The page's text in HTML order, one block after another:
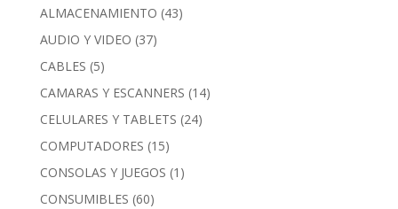
ALMACENAMIENTO (43)
AUDIO Y VIDEO (37)
CABLES (5)
CAMARAS Y ESCANNERS (14)
CELULARES Y TABLETS (24)
COMPUTADORES (15)
CONSOLAS Y JUEGOS (1)
CONSUMIBLES (60)